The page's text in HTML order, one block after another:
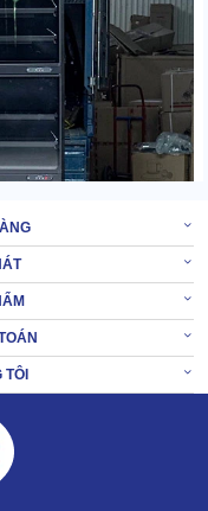
với công suất hút
văn phòng, cửa
chống ẩm công